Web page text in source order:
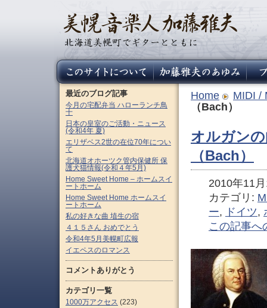
Home
MIDI /
（Bach）
オルガン
（Bach）
2010年11
カテゴリ:
ー, ドイツ,
この記事へ
最近のブログ記事
今月の宅配弁当 ハローランチ鳥
十
日本の皇室のご活動・ニュース
(令和4年 夏)
エリザベス2世の在位70年につい
て
北海道オホーツク管内保健所 保
護犬猫情報(令和４年5月)
Home Sweet Home – ホームスイ
ートホーム
Home Sweet Home ホームスイ
ートホーム
私の好きな曲 埴生の宿
４１５さん おめでとう
令和4年5月美幌町広報
イエペスのロマンス
コメントありがとう
カテゴリ一覧
1000万アクセス (223)